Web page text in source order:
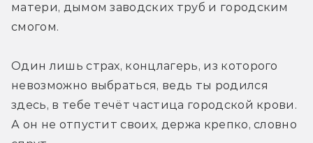
матери, дымом заводских труб и городским
смогом.
Один лишь страх, концлагерь, из которого
невозможно выбраться, ведь ты родился
здесь, в тебе течёт частица городской крови.
А он не отпустит своих, держа крепко, словно